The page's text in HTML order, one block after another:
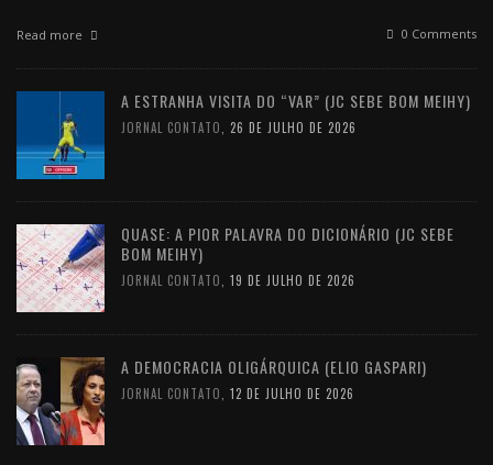
Read more 0 Comments
A ESTRANHA VISITA DO “VAR” (JC SEBE BOM MEIHY)
JORNAL CONTATO 26 DE JULHO DE 2026
QUASE: A PIOR PALAVRA DO DICIONÁRIO (JC SEBE
BOM MEIHY)
JORNAL CONTATO 19 DE JULHO DE 2026
A DEMOCRACIA OLIGÁRQUICA (ELIO GASPARI)
JORNAL CONTATO 12 DE JULHO DE 2026